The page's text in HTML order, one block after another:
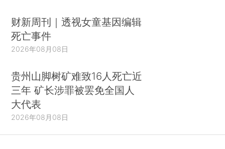
财新周刊｜透视女童基因编辑
死亡事件
2026年08月08日
贵州山脚树矿难致16人死亡近
三年 矿长涉罪被罢免全国人
大代表
2026年08月08日